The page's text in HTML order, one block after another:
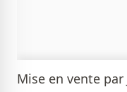
Mise en vente par